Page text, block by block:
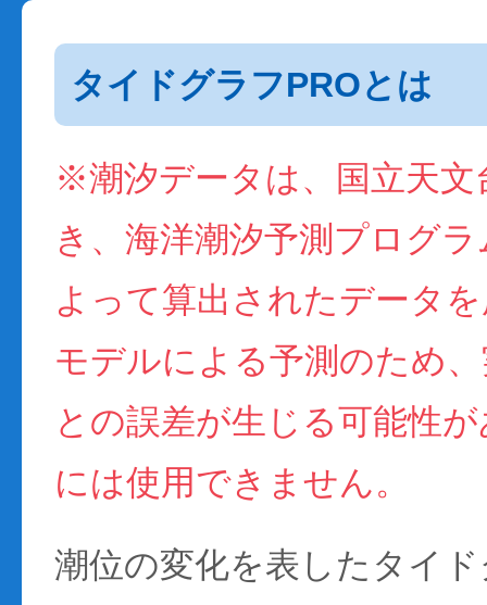
タイドグラフPROとは
※潮汐データは、国立天文
き、海洋潮汐予測プログ
よって算出されたデータ
モデルによる予測のため
との誤差が生じる可能性
には使用できません。
潮位の変化を表したタイ